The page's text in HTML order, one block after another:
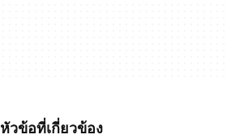
หัวข้อที่เกี่ยวข้อง